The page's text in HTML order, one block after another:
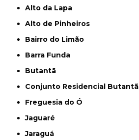
Alto da Lapa
Alto de Pinheiros
Bairro do Limão
Barra Funda
Butantã
Conjunto Residencial Butantã
Freguesia do Ó
Jaguaré
Jaraguá